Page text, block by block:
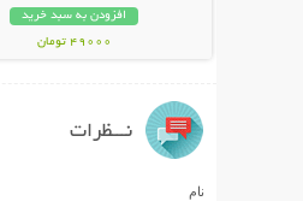
افزودن به سبد خرید
49000 تومان
نـــظرات
نام